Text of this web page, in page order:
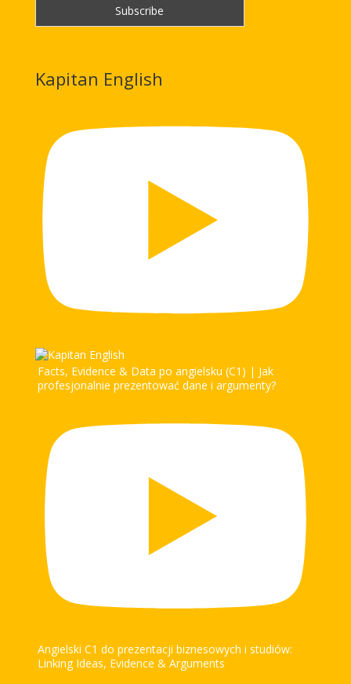
Kapitan English
Facts, Evidence & Data po angielsku (C1) | Jak
profesjonalnie prezentować dane i argumenty?
Angielski C1 do prezentacji biznesowych i studiów:
Linking Ideas, Evidence & Arguments